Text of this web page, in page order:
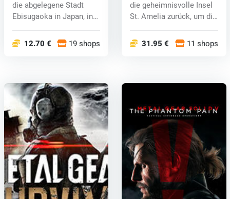
die abgelegene Stadt
Ebisugaoka in Japan, in
12.70 € 19 shops
die geheimnisvolle Insel
St. Amelia zurück, um die
31.95 € 11 shops